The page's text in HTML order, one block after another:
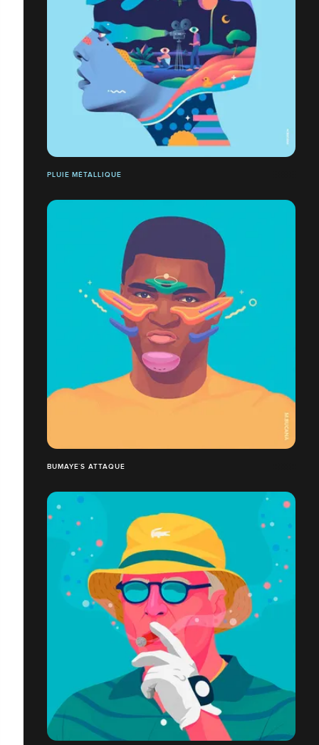
PLUIE MÉTALLIQUE
BUMAYE´S ATTAQUE